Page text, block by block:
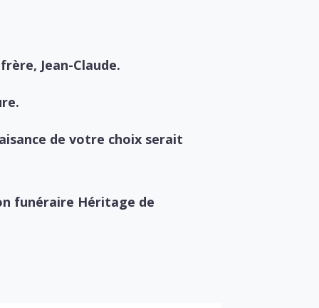
Jean-Claude.
de votre choix serait
funéraire Héritage de